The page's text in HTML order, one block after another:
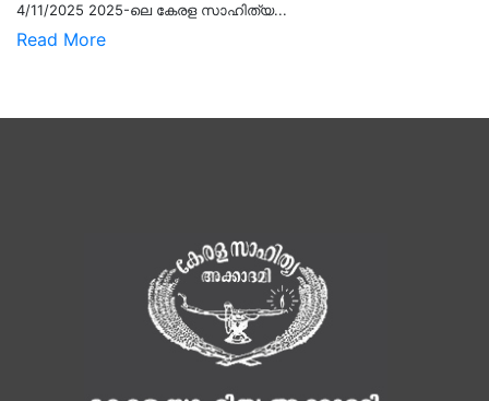
4/11/2025 2025-ലെ കേരള സാഹിത്യ...
Read More